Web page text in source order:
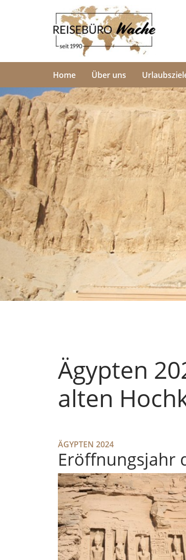
Home Über uns
Ägypten
alten
ÄGYPTEN 2024
Eröffnungsjahr